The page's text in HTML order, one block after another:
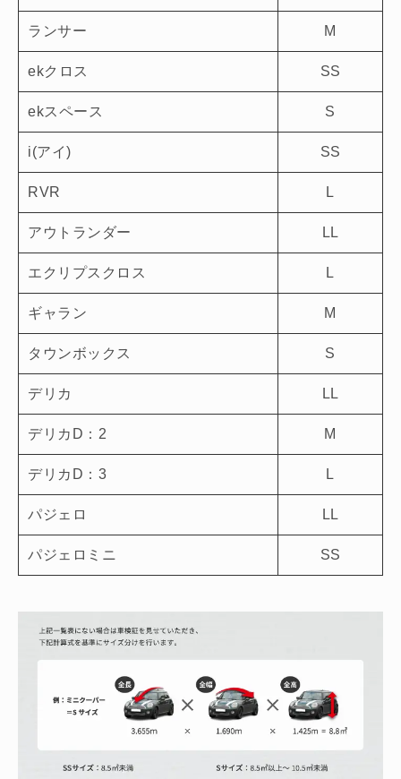
ランサー M
ekクロス SS
ekスペース S
i(アイ) SS
RVR L
アウトランダー LL
エクリプスクロス L
ギャラン M
タウンボックス S
デリカ LL
デリカD：2 M
デリカD：3 L
パジェロ LL
パジェロミニ SS